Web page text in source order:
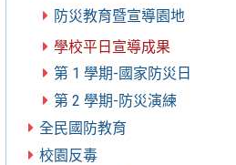
防災教育暨宣導園地
學校平日宣導成果
第 1 學期-國家防災日
第 2 學期-防災演練
全民國防教育
校園反毒